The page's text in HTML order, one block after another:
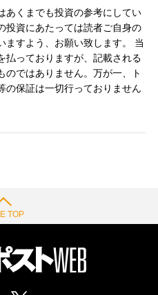
あくまでも投資の参考にしてい
投資にあたっては読者ご自身の
ますよう、お願い致します。 当
払っておりますが、記載される
のではありません。万が一、ト
の保証は一切行っておりません
TOP